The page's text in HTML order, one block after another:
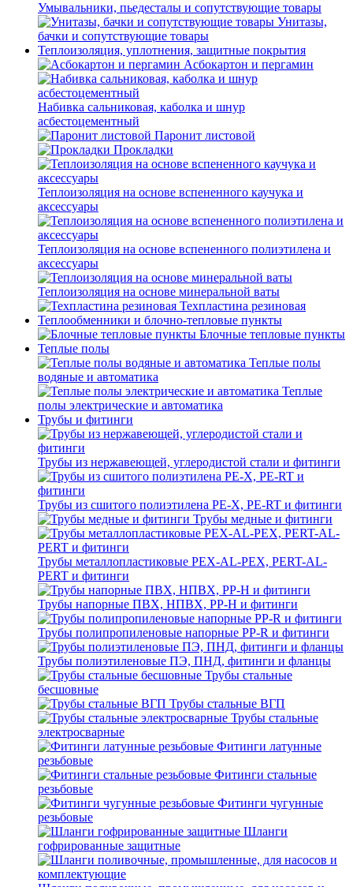
Умывальники, пьедесталы и сопутствующие товары
Унитазы,
бачки и сопутствующие товары
Теплоизоляция, уплотнения, защитные покрытия
Асбокартон и пергамин
Набивка сальниковая, каболка и шнур
асбестоцементный
Паронит листовой
Прокладки
Теплоизоляция на основе вспененного каучука и
аксессуары
Теплоизоляция на основе вспененного полиэтилена и
аксессуары
Теплоизоляция на основе минеральной ваты
Техпластина резиновая
Теплообменники и блочно-тепловые пункты
Блочные тепловые пункты
Теплые полы
Теплые полы
водяные и автоматика
Теплые
полы электрические и автоматика
Трубы и фитинги
Трубы из нержавеющей, углеродистой стали и фитинги
Трубы из сшитого полиэтилена PE-X, PE-RT и фитинги
Трубы медные и фитинги
Трубы металлопластиковые PEX-AL-PEX, PERT-AL-
PERT и фитинги
Трубы напорные ПВХ, НПВХ, PP-H и фитинги
Трубы полипропиленовые напорные PP-R и фитинги
Трубы полиэтиленовые ПЭ, ПНД, фитинги и фланцы
Трубы стальные
бесшовные
Трубы стальные ВГП
Трубы стальные
электросварные
Фитинги латунные
резьбовые
Фитинги стальные
резьбовые
Фитинги чугунные
резьбовые
Шланги
гофрированные защитные